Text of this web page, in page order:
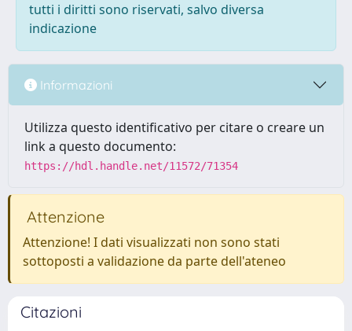
tutti i diritti sono riservati, salvo diversa
indicazione
Informazioni
Utilizza questo identificativo per citare o creare un
link a questo documento:
https://hdl.handle.net/11572/71354
Attenzione
Attenzione! I dati visualizzati non sono stati
sottoposti a validazione da parte dell'ateneo
Citazioni